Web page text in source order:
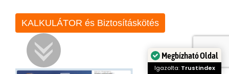
KALKULÁTOR és Biztosításkötés
Megbízható Oldal